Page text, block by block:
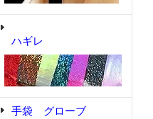
ハギレ
手袋 グローブ